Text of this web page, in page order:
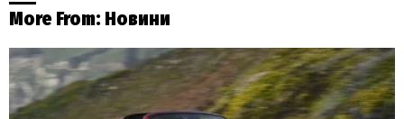
More From: Новини